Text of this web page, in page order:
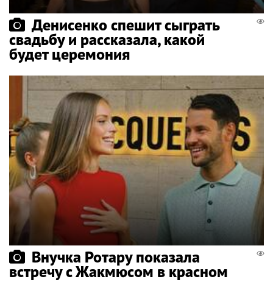
Денисенко спешит сыграть
свадьбу и рассказала, какой
будет церемония
Внучка Ротару показала
встречу с Жакмюсом в красном